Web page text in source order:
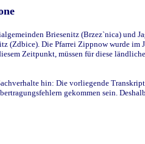
Briesenitz (Brzez`nica) und
(Zdbice). Die Pfarrei Zippnow wurde
Zeitpunkt, müssen für diese
hin: Die vorliegende
gekommen sein.